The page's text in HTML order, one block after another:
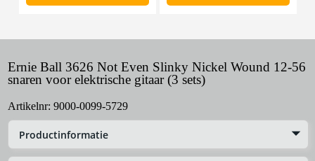
Ernie Ball 3626 Not Even Slinky Nickel Wound 12-56
snaren voor elektrische gitaar (3 sets)
Artikelnr: 9000-0099-5729
Productinformatie